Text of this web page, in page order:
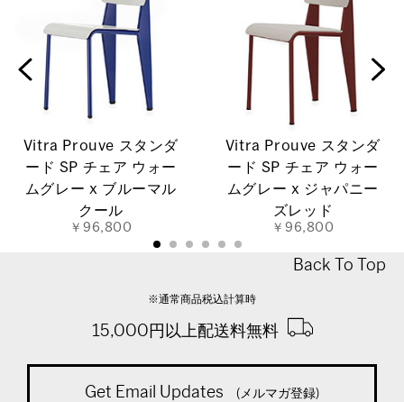
Vitra Prouve スタンダ
ード SP チェア ウォー
ムグレー x ブルーマル
クール
￥96,800
Vitra Prouve スタンダ
ード SP チェア ウォー
ムグレー x ジャパニー
ズレッド
￥96,800
Back To Top
※通常商品税込計算時
15,000円以上配送料無料
Get Email Updates (メルマガ登録)